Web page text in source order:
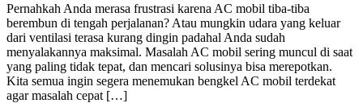
Pernahkah Anda merasa frustrasi karena AC mobil tiba-tiba
berembun di tengah perjalanan? Atau mungkin udara yang keluar
dari ventilasi terasa kurang dingin padahal Anda sudah
menyalakannya maksimal. Masalah AC mobil sering muncul di saat
yang paling tidak tepat, dan mencari solusinya bisa merepotkan.
Kita semua ingin segera menemukan bengkel AC mobil terdekat
agar masalah cepat […]